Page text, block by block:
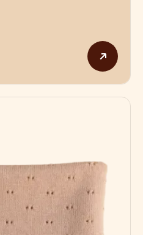
Dit